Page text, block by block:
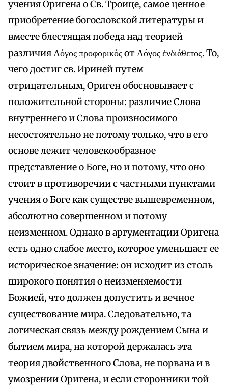
учения Оригена о Св. Троице, самое ценное
приобретение богословской литературы и
вместе блестящая победа над теорией
различия Λόγος προφορικός от Λόγος ἐνδιάθετος. То,
чего достиг св. Ириней путем
отрицательным, Ориген обосновывает с
положительной стороны: различие Слова
внутреннего и Слова произносимого
несостоятельно не потому только, что в его
основе лежит человекообразное
представление о Боге, но и потому, что оно
стоит в противоречии с частными пунктами
учения о Боге как существе вышевременном,
абсолютно совершенном и потому
неизменном. Однако в аргументации Оригена
есть одно слабое место, которое уменьшает ее
историческое значение: он исходит из столь
широкого понятия о неизменяемости
Божией, что должен допустить и вечное
существование мира. Следовательно, та
логическая связь между рождением Сына и
бытием мира, на которой держалась эта
теория двойственного Слова, не порвана и в
умозрении Оригена, и если сторонники той